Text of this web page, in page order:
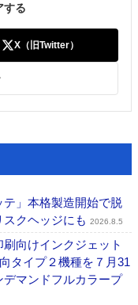
する
X（旧Twitter）
」本格製造開始で脱
クヘッジにも 2026.8.5
向けインクジェット
タイプ２機種を７月31
マンドフルカラープ